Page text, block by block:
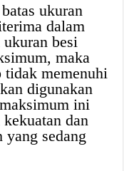
ukuran
dalam
besi
maka
tidak memenuhi
digunakan
ini
dan
yang sedang